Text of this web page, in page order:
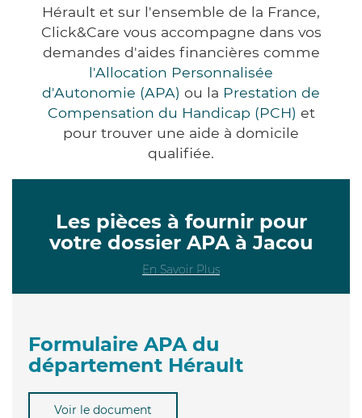
Hérault et sur l'ensemble de la France,
Click&Care vous accompagne dans vos
demandes d'aides financières comme
l'Allocation Personnalisée
d'Autonomie (APA) ou la Prestation de
Compensation du Handicap (PCH) et
pour trouver une aide à domicile
qualifiée.
Les pièces à fournir pour
votre dossier APA à Jacou
En Savoir Plus
Formulaire APA du
département Hérault
Voir le document